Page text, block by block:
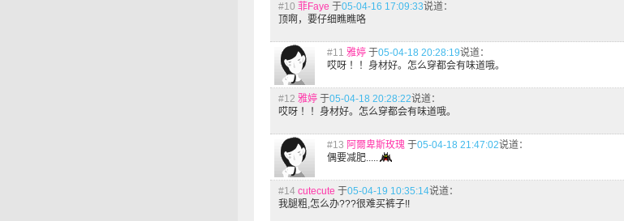
#10 菲Faye 于05-04-16 17:09:33说道：
顶啊，要仔细瞧瞧咯
#11 雅婷 于05-04-18 20:28:19说道：
哎呀 ！！身材好。怎么穿都会有味道哦。
#12 雅婷 于05-04-18 20:28:22说道：
哎呀 ！！身材好。怎么穿都会有味道哦。
#13 阿爾卑斯玫瑰 于05-04-18 21:47:02说道：
偶要减肥.....
#14 cutecute 于05-04-19 10:35:14说道：
我腿粗,怎么办???很难买裤子!!